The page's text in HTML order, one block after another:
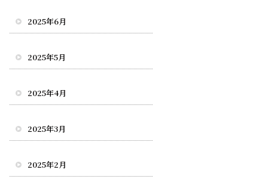
2025年6月
2025年5月
2025年4月
2025年3月
2025年2月